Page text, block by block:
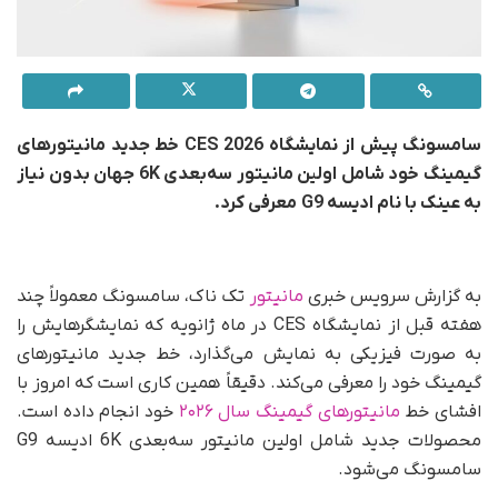
سامسونگ پیش از نمایشگاه CES 2026 خط جدید مانیتورهای
گیمینگ خود شامل اولین مانیتور سه‌بعدی 6K جهان بدون نیاز
به عینک با نام ادیسه G9
معرفی کرد.
به گزارش سرویس خبری مانیتور تک ناک، سامسونگ معمولاً چند
هفته قبل از نمایشگاه CES در ماه ژانویه که نمایشگرهایش را
به صورت فیزیکی به نمایش می‌گذارد، خط جدید مانیتورهای
گیمینگ خود را معرفی می‌کند. دقیقاً همین کاری است که امروز با
افشای خط مانیتورهای گیمینگ سال ۲۰۲۶
خود انجام داده است.
محصولات جدید شامل اولین مانیتور سه‌بعدی 6K ادیسه G9
سامسونگ می‌شود.